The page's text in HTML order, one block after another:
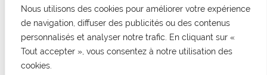
Nous utilisons des cookies pour améliorer votre expérience
de navigation, diffuser des publicités ou des contenus
personnalisés et analyser notre trafic. En cliquant sur «
Tout accepter », vous consentez à notre utilisation des
cookies.
CONTACT
Mairie de Cormelles Le Royal